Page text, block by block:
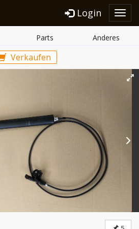
Login
Parts Anderes
Verkaufen